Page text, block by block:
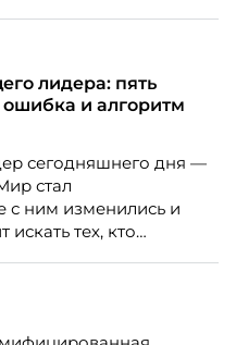
лидера: пять
ошибка и алгоритм
сегодняшнего дня —
стал
с ним изменились и
тех, кто
стандартные